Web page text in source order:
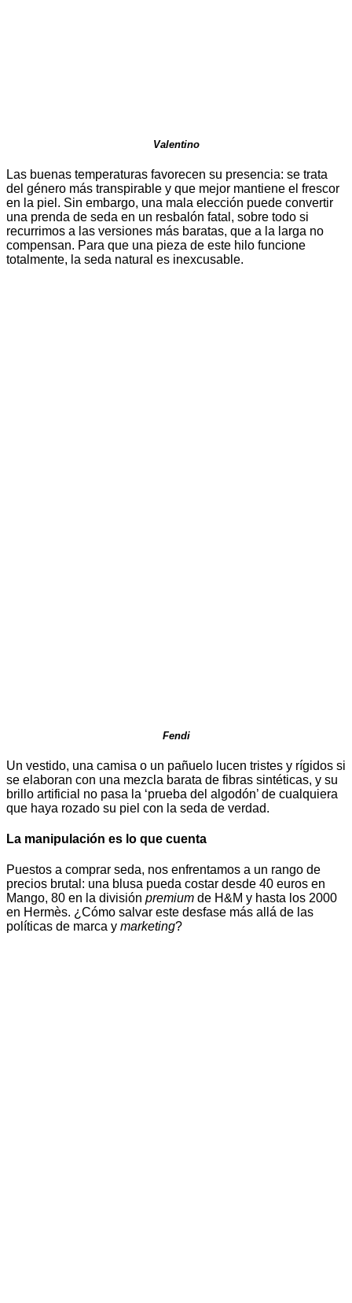
Valentino
Las buenas temperaturas favorecen su presencia: se trata
del género más transpirable y que mejor mantiene el frescor
en la piel. Sin embargo, una mala elección puede convertir
una prenda de seda en un resbalón fatal, sobre todo si
recurrimos a las versiones más baratas, que a la larga no
compensan. Para que una pieza de este hilo funcione
totalmente, la seda natural es inexcusable.
Fendi
Un vestido, una camisa o un pañuelo lucen tristes y rígidos si
se elaboran con una mezcla barata de fibras sintéticas, y su
brillo artificial no pasa la ‘prueba del algodón’ de cualquiera
que haya rozado su piel con la seda de verdad.
La manipulación es lo que cuenta
Puestos a comprar seda, nos enfrentamos a un rango de
precios brutal: una blusa pueda costar desde 40 euros en
Mango, 80 en la división premium de H&M y hasta los 2000
en Hermès. ¿Cómo salvar este desfase más allá de las
políticas de marca y marketing?